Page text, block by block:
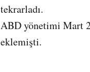
tekrarladı.
ABD yönetimi Mart
eklemişti.